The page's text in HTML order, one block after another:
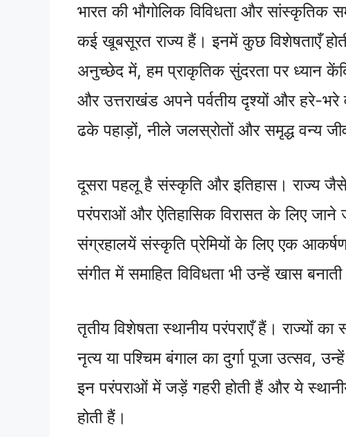
भारत की भौगोलिक विविधता और सांस्कृतिक
कई खूबसूरत राज्य हैं। इनमें कुछ विशेषताएँ
अनुच्छेद में, हम प्राकृतिक सुंदरता पर ध्यान
और उत्तराखंड अपने पर्वतीय दृश्यों और हरे-भरे
ढके पहाड़ों, नीले जलस्रोतों और समृद्ध वन्य
दूसरा पहलू है संस्कृति और इतिहास। राज्य
परंपराओं और ऐतिहासिक विरासत के लिए
संग्रहालयें संस्कृति प्रेमियों के लिए एक
संगीत में समाहित विविधता भी उन्हें खास
तृतीय विशेषता स्थानीय परंपराएँ हैं। राज्यों
नृत्य या पश्चिम बंगाल का दुर्गा पूजा उत्सव,
इन परंपराओं में जड़ें गहरी होती हैं और ये
होती हैं।